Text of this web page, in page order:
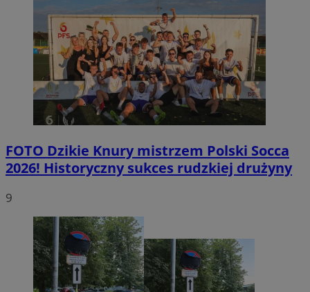
FOTO Dzikie Knury mistrzem Polski Socca
2026! Historyczny sukces rudzkiej drużyny
9